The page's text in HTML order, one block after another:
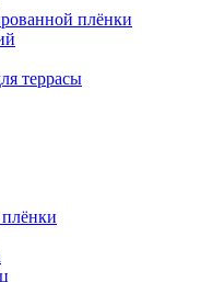
плёнки
террасы